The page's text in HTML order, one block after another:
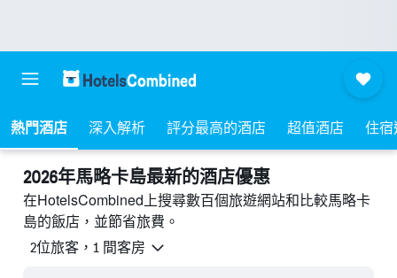
熱門酒店 深入解析 評分最高的酒店 超值酒店 住
2026年馬略卡島最新的酒店優惠
在HotelsCombined上搜尋數百個旅遊網站和比較馬略卡
島的飯店，並節省旅費。
2位旅客，1 間客房